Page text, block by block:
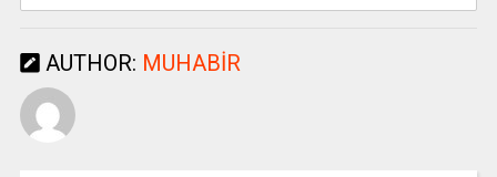
AUTHOR: MUHABIR